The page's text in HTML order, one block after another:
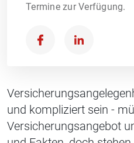
Termine zur Verfügung.
und kompliziert sein -
Versicherungsangebot